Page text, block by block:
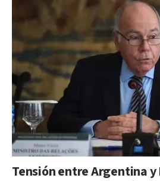
Tensión entre Argentina y